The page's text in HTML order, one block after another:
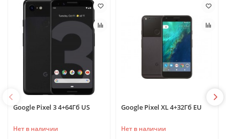
Google Pixel 3 4+64Гб US
Нет в наличии
Google Pixel XL 4+32Гб EU
Нет в наличии